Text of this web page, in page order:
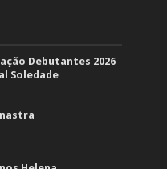
Debutantes 2026
Soledade